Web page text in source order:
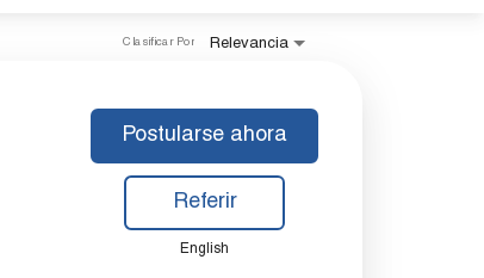
Relevancia
Clasificar Por
Postularse ahora
Referir
English